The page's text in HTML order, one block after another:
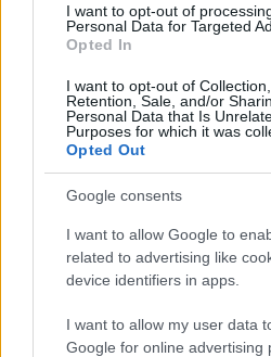
I want to opt-out of
Personal Data for Targeted
Opted In
I want to opt-out of Collection,
Retention, Sale, and/or
Personal Data that Is
Purposes for which it was
Opted Out
Google consents
I want to allow Google to
related to advertising like
device identifiers in apps.
I want to allow my user data
Google for online advertising
Σύμφωνα με το Axios, ένας
τη μετάδοση μηνυμάτων στο
Εξωτερικών Κάσπαρ